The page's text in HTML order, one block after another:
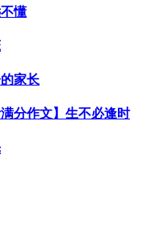
懂
家长
满分作文】生不必逢时